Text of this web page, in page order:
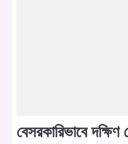
বেসরকারিভাবে